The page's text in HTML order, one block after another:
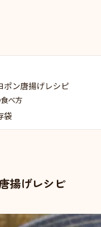
ポン唐揚げレシピ
べ方
袋
揚げレシピ